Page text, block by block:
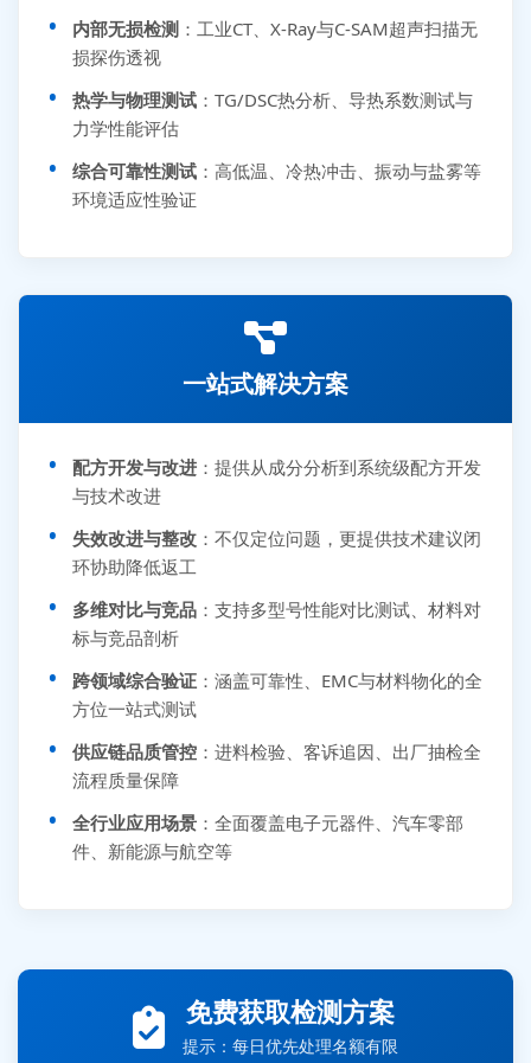
内部无损检测 ：工业CT、X-Ray与C-SAM超声扫描无
损探伤透视
热学与物理测试 ：TG/DSC热分析、导热系数测试与
力学性能评估
综合可靠性测试 ：高低温、冷热冲击、振动与盐雾等
环境适应性验证
一站式解决方案
配方开发与改进 ：提供从成分分析到系统级配方开发
与技术改进
失效改进与整改 ：不仅定位问题，更提供技术建议闭
环协助降低返工
多维对比与竞品 ：支持多型号性能对比测试、材料对
标与竞品剖析
跨领域综合验证 ：涵盖可靠性、EMC与材料物化的全
方位一站式测试
供应链品质管控 ：进料检验、客诉追因、出厂抽检全
流程质量保障
全行业应用场景 ：全面覆盖电子元器件、汽车零部
件、新能源与航空等
免费获取检测方案
提示：每日优先处理名额有限
李女士 159****5393 3分钟前提交可靠性测试需求
王经理 186****9012 7分钟前提交并网/涉网试验需求
赵总 135****7688 12分钟前提交芯片失效分析需求